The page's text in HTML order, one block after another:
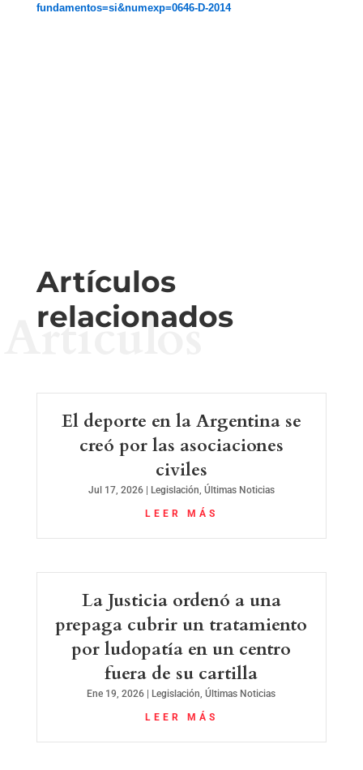
fundamentos=si&numexp=0646-D-2014
Artículos
relacionados
Artículos
El deporte en la Argentina se
creó por las asociaciones
civiles
Jul 17, 2026| Legislación, Últimas Noticias
LEER MÁS
La Justicia ordenó a una
prepaga cubrir un tratamiento
por ludopatía en un centro
fuera de su cartilla
Ene 19, 2026 Legislación,Últimas Noticias
LEER MÁS